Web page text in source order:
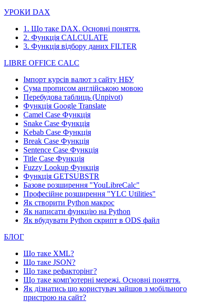
УРОКИ DAX
1. Що таке DAX. Основні поняття.
2. Функція CALCULATE
3. Функція відбору даних FILTER
LIBRE OFFICE CALC
Імпорт курсів валют з сайту НБУ
Сума прописом англійською мовою
Перебудова таблиць (Unpivot)
Функція Google Translate
Camel Case Функція
Snake Case Функція
Kebab Case Функція
Break Case Функція
Sentence Case Функція
Title Case Функція
Fuzzy Lookup Функція
Функція GETSUBSTR
Базове розширення "YouLibreCalc"
Професійне розширення "YLC Utilities"
Як створити Python макрос
Як написати функцію на Python
Як вбудувати Python скрипт в ODS файл
БЛОГ
Що таке XML?
Що таке JSON?
Що таке рефакторінг?
Що таке комп'ютерні мережі. Основні поняття.
Як дізнатись що користувач зайшов з мобільного
пристрою на сайт?